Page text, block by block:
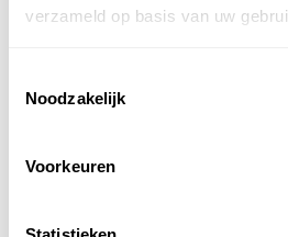
verzameld op basis van uw
Noodzakelijk
Voorkeuren
Alle producten bekijken